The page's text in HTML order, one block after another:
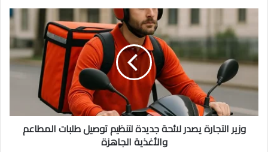
البلاد
التجارة
يصدر
لائحة
جديدة
توصيل
المطاعم
والأغذية
الجاهزة
وزير التجارة يصدر لائحة جديدة لتنظيم توصيل طلبات المطاعم
والأغذية الجاهزة